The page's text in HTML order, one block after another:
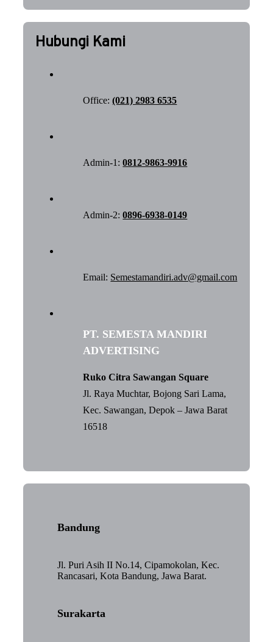
Hubungi Kami
Office:(021) 2983 6535
Admin-1:0812-9863-9916
Admin-2:0896-6938-0149
Email: Semestamandiri.adv@gmail.com
PT. SEMESTA MANDIRI
ADVERTISING
Ruko Citra Sawangan Square
Jl. Raya Muchtar, Bojong Sari Lama,
Kec. Sawangan, Depok – Jawa Barat
16518
Bandung
Jl. Puri Asih II No.14, Cipamokolan, Kec.
Rancasari, Kota Bandung, Jawa Barat.
Surakarta